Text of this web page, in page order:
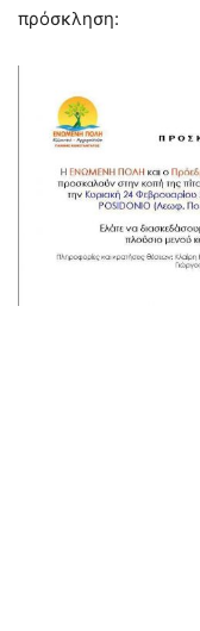
πρόσκληση: